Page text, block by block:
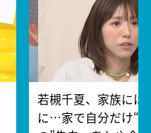
若槻千夏、家族には
に…家で自分だけ“